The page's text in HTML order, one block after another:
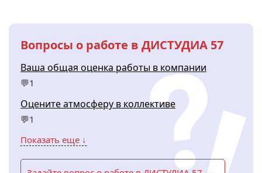
Вопросы о работе в ДИСТУДИА 57
Ваша общая оценка работы в компании
💬1
Оцените атмосферу в коллективе
💬1
Показать еще ↓